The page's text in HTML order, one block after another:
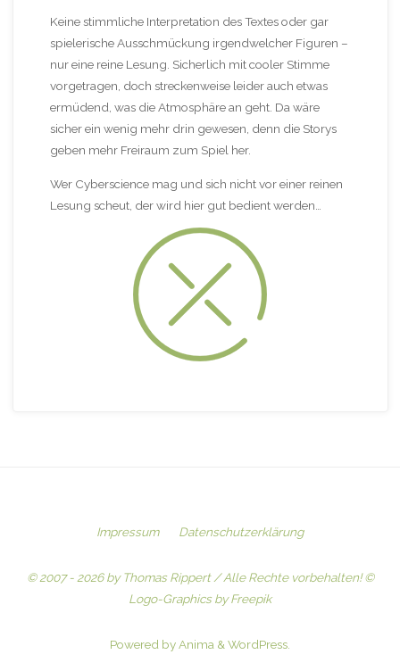
Keine stimmliche Interpretation des Textes oder gar
spielerische Ausschmückung irgendwelcher Figuren –
nur eine reine Lesung. Sicherlich mit cooler Stimme
vorgetragen, doch streckenweise leider auch etwas
ermüdend, was die Atmosphäre an geht. Da wäre
sicher ein wenig mehr drin gewesen, denn die Storys
geben mehr Freiraum zum Spiel her.
Wer Cyberscience mag und sich nicht vor einer reinen
Lesung scheut, der wird hier gut bedient werden…
Impressum Datenschutzerklärung
© 2007 - 2026 by Thomas Rippert / Alle Rechte vorbehalten! ©
Logo-Graphics by Freepik
Powered byAnima &WordPress.